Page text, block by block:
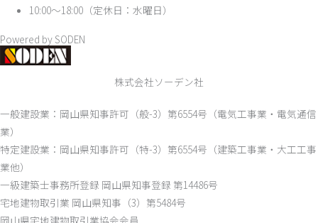
10:00～18:00（定休日：水曜日）
Powered by SODEN
株式会社ソーデン社
一般建設業：岡山県知事許可（般-3）第6554号（電気工事業・電気通信
業）
特定建設業：岡山県知事許可（特-3）第6554号（建築工事業・大工工事
業他）
一級建築士事務所登録 岡山県知事登録 第14486号
宅地建物取引業 岡山県知事（3）第5484号